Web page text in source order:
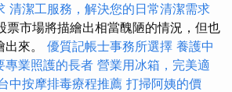
清潔工服務，解決您的日常清潔需求
市場將描繪出相當醜陋的情況，但也
來。 優質記帳士事務所選擇 養護中
專業照護的長者 營業用冰箱，完美適
中按摩排毒療程推薦 打掃阿姨的價